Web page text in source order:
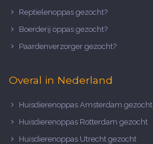
Reptielenoppas gezocht?
Boerderij oppas gezocht?
Paardenverzorger gezocht?
Overal in Nederland
Huisdierenoppas Amsterdam gezocht
Huisdierenoppas Rotterdam gezocht
Huisdierenoppas Utrecht gezocht